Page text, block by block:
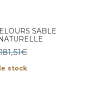
SABLE
181,51€
stock